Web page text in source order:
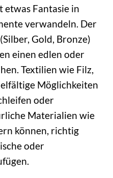
etwas Fantasie in
verwandeln. Der
Gold, Bronze)
einen edlen oder
Textilien wie Filz,
Möglichkeiten
oder
Materialien wie
können, richtig
oder